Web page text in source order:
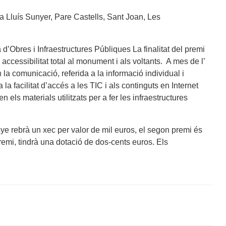
Lluís Sunyer, Pare Castells, Sant Joan, Les
i Infraestructures Públiques La finalitat del premi
total al monument i als voltants. A mes de l’
la comunicació, referida a la informació individual i
facilitat d’accés a les TIC i als continguts en Internet
els materials utilitzats per a fer les infraestructures
rebrà un xec per valor de mil euros, el segon premi és
tindrà una dotació de dos-cents euros. Els